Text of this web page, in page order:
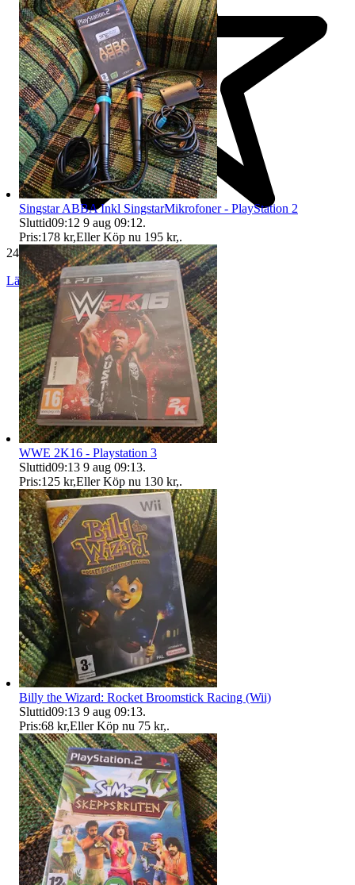
24 505 omdömen
Läs omdömen Följ
Singstar ABBA Inkl SingstarMikrofoner - PlayStation 2
Sluttid09:12 9 aug 09:12.
Pris:178 kr,Eller Köp nu 195 kr,.
WWE 2K16 - Playstation 3
Sluttid09:13 9 aug 09:13.
Pris:125 kr,Eller Köp nu 130 kr,.
Billy the Wizard: Rocket Broomstick Racing (Wii)
Sluttid09:13 9 aug 09:13.
Pris:68 kr,Eller Köp nu 75 kr,.